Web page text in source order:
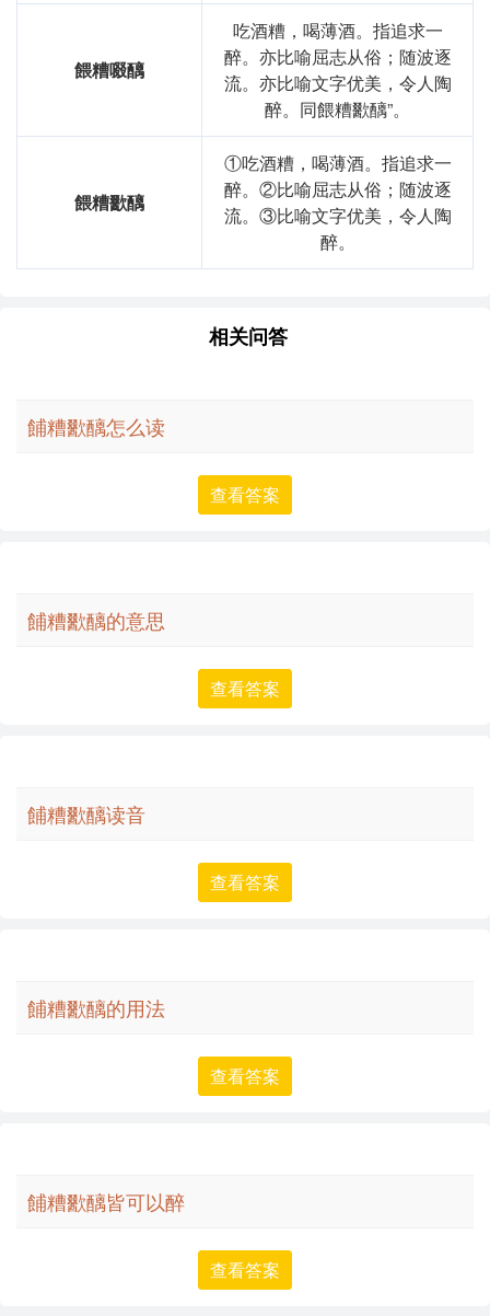
餵糟啜醨
吃酒糟，喝薄酒。指追求一
醉。亦比喻屈志从俗；随波逐
流。亦比喻文字优美，令人陶
醉。同餵糟歠醨”。
餵糟歠醨
①吃酒糟，喝薄酒。指追求一
醉。②比喻屈志从俗；随波逐
流。③比喻文字优美，令人陶
醉。
相关问答
餔糟歠醨怎么读
查看答案
餔糟歠醨的意思
查看答案
餔糟歠醨读音
查看答案
餔糟歠醨的用法
查看答案
餔糟歠醨皆可以醉
查看答案